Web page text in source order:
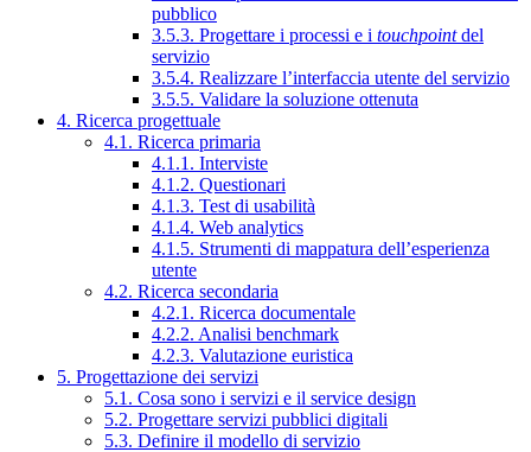
pubblico
3.5.3. Progettare i processi e i touchpointdel
servizio
3.5.4. Realizzare l’interfaccia utente del servizio
3.5.5. Validare la soluzione ottenuta
4. Ricerca progettuale
4.1. Ricerca primaria
4.1.1. Interviste
4.1.2. Questionari
4.1.3. Test di usabilità
4.1.4. Web analytics
4.1.5. Strumenti di mappatura dell’esperienza
utente
4.2. Ricerca secondaria
4.2.1. Ricerca documentale
4.2.2. Analisi benchmark
4.2.3. Valutazione euristica
5. Progettazione dei servizi
5.1. Cosa sono i servizi e il service design
5.2. Progettare servizi pubblici digitali
5.3. Definire il modello di servizio